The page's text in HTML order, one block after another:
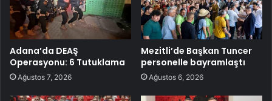
Adana’da DEAŞ
Operasyonu: 6 Tutuklama
Ağustos 7, 2026
Mezitli’de Başkan Tuncer
personelle bayramlaştı
Ağustos 6, 2026